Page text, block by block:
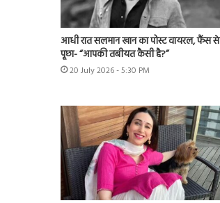
आधी रात सलमान खान का पोस्ट वायरल, फैंस से
पूछा- “आपकी तबीयत कैसी है?”
20 July 2026 - 5:30 PM